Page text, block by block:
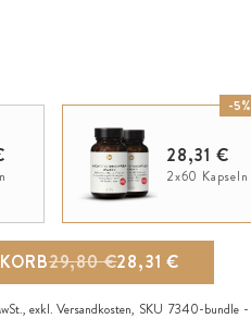
-5%
28,31 €
2x60 Kapseln
28,31 €
29,80 €
exkl. Versandkosten, SKU 7340-bundle